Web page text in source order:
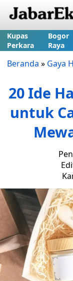
Kupas
Perkara
Bogor
Raya
Beranda » Gaya
20 Ide
untuk